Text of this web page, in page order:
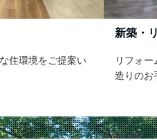
・より良く、より納得の行く家